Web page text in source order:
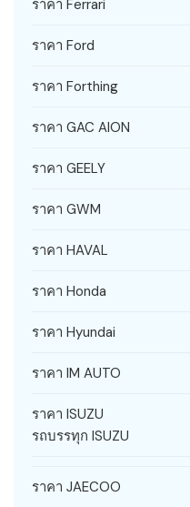
ราคา Ferrari
ราคา Ford
ราคา Forthing
ราคา GAC AION
ราคา GEELY
ราคา GWM
ราคา HAVAL
ราคา Honda
ราคา Hyundai
ราคา IM AUTO
ราคา ISUZU
รถบรรทุก ISUZU
ราคา JAECOO